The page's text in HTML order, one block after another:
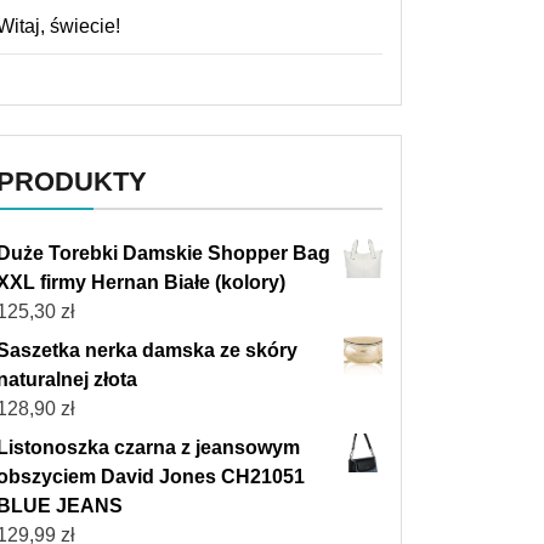
świecie!
Torebki Damskie Shopper Bag
firmy Hernan Białe (kolory)
zł
nerka damska ze skóry
złota
zł
czarna z jeansowym
David Jones CH21051
JEANS
zł